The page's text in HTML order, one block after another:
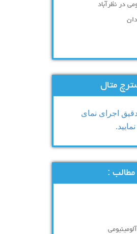
در نظرآباد
متال
اجرای نمای
: